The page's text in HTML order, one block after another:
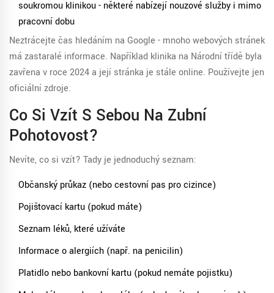
soukromou klinikou - některé nabízejí nouzové služby i mimo
pracovní dobu
Neztrácejte čas hledáním na Google - mnoho webových stránek
má zastaralé informace. Například klinika na Národní třídě byla
zavřena v roce 2024 a její stránka je stále online. Používejte jen
oficiální zdroje.
Co Si Vzít S Sebou Na Zubní
Pohotovost?
Nevíte, co si vzít? Tady je jednoduchý seznam:
Občanský průkaz (nebo cestovní pas pro cizince)
Pojišťovací kartu (pokud máte)
Seznam léků, které užíváte
Informace o alergiích (např. na penicilin)
Platidlo nebo bankovní kartu (pokud nemáte pojistku)